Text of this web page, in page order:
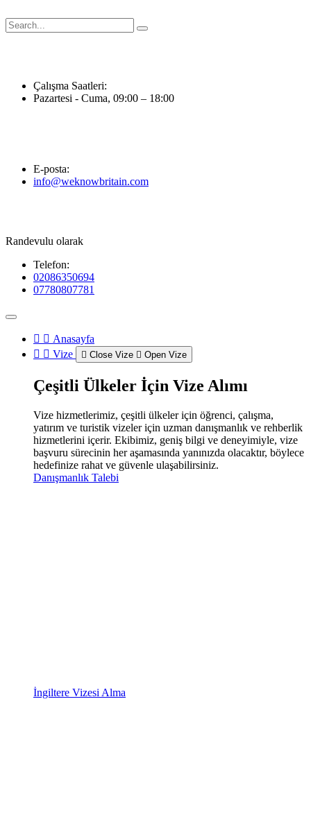
atla
Çalışma Saatleri:
Pazartesi - Cuma, 09:00 – 18:00
E-posta:
info@weknowbritain.com
Randevulu olarak
Telefon:
02086350694
07780807781
Anasayfa
Vize
Close Vize Open Vize
Çeşitli Ülkeler İçin Vize Alımı
Vize hizmetlerimiz, çeşitli ülkeler için öğrenci, çalışma,
yatırım ve turistik vizeler için uzman danışmanlık ve rehberlik
hizmetlerini içerir. Ekibimiz, geniş bilgi ve deneyimiyle, vize
başvuru sürecinin her aşamasında yanınızda olacaktır, böylece
hedefinize rahat ve güvenle ulaşabilirsiniz.
Danışmanlık Talebi
İngiltere Vizesi Alma